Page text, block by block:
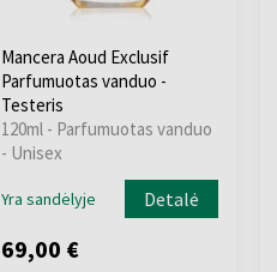
Mancera Aoud Exclusif
Parfumuotas vanduo -
Testeris
120ml - Parfumuotas vanduo
- Unisex
Yra sandėlyje Detalė
69,00 €